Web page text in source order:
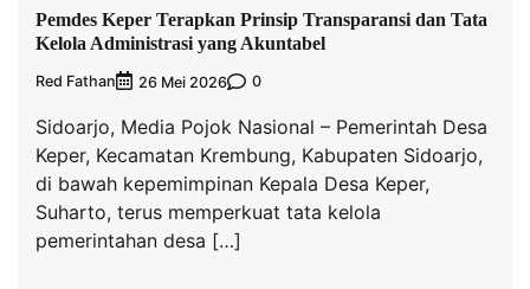
Pemdes Keper Terapkan Prinsip Transparansi dan Tata
Kelola Administrasi yang Akuntabel
Red Fathan 26 Mei 2026 0
Sidoarjo, Media Pojok Nasional – Pemerintah Desa
Keper, Kecamatan Krembung, Kabupaten Sidoarjo,
di bawah kepemimpinan Kepala Desa Keper,
Suharto, terus memperkuat tata kelola
pemerintahan desa […]